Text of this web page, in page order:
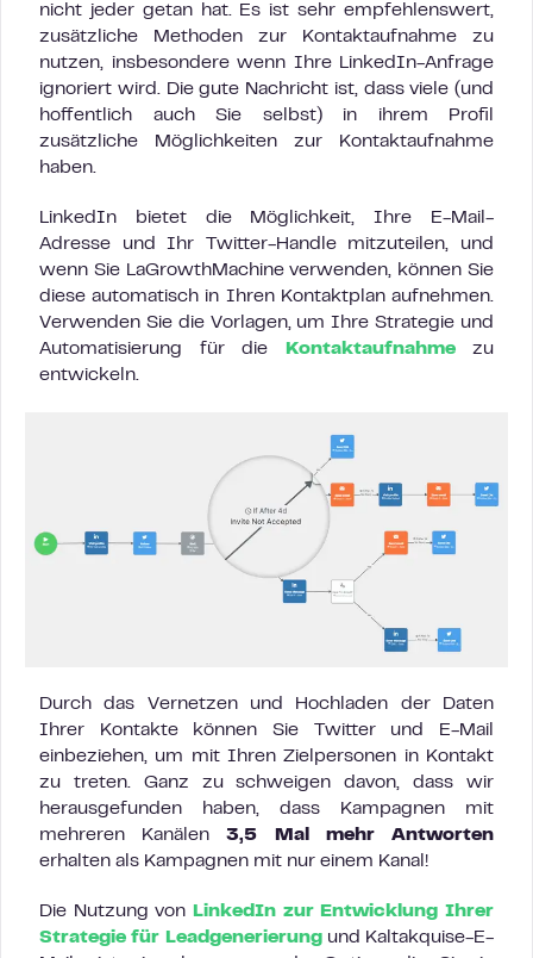
nicht jeder getan hat. Es ist sehr empfehlenswert,
zusätzliche Methoden zur Kontaktaufnahme zu
nutzen, insbesondere wenn Ihre LinkedIn-Anfrage
ignoriert wird. Die gute Nachricht ist, dass viele (und
hoffentlich auch Sie selbst) in ihrem Profil
zusätzliche Möglichkeiten zur Kontaktaufnahme
haben.
LinkedIn bietet die Möglichkeit, Ihre E-Mail-
Adresse und Ihr Twitter-Handle mitzuteilen, und
wenn Sie LaGrowthMachine verwenden, können Sie
diese automatisch in Ihren Kontaktplan aufnehmen.
Verwenden Sie die Vorlagen, um Ihre Strategie und
Automatisierung für die
Kontaktaufnahmezu
entwickeln.
Durch das Vernetzen und Hochladen der Daten
Ihrer Kontakte können Sie Twitter und E-Mail
einbeziehen, um mit Ihren Zielpersonen in Kontakt
zu treten. Ganz zu schweigen davon, dass wir
herausgefunden haben, dass Kampagnen mit
mehreren Kanälen3,5 Mal mehr Antworten
erhalten als Kampagnen mit nur einem Kanal!
Die Nutzung von
LinkedIn zur Entwicklung Ihrer
Strategie für Leadgenerierungund Kaltakquise-E-